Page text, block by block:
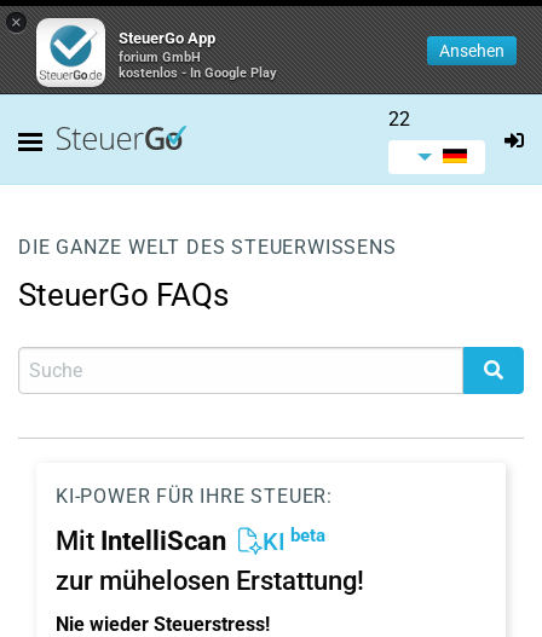
×
SteuerGo App
forium GmbH
kostenlos - In Google Play
Ansehen
22
DIE GANZE WELT DES STEUERWISSENS
SteuerGo FAQs
KI-POWER FÜR IHRE STEUER:
Mit IntelliScan KI beta
zur mühelosen Erstattung!
Nie wieder Steuerstress!